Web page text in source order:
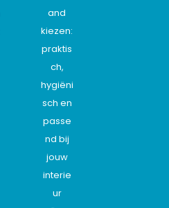
and
kiezen:
praktis
ch,
hygiëni
sch en
passe
nd bij
jouw
interie
ur